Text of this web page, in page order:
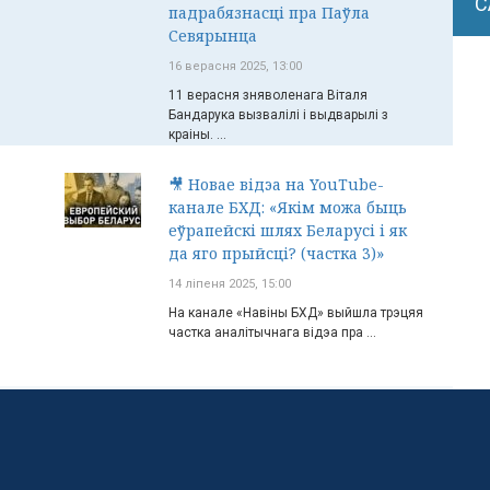
падрабязнасці пра Паўла
Севярынца
16 верасня 2025, 13:00
11 верасня зняволенага Віталя
Бандарука вызвалілі і выдварылі з
краіны. ...
🎥 Новае відэа на YouTube-
канале БХД: «Якім можа быць
еўрапейскі шлях Беларусі і як
да яго прыйсці? (частка 3)»
14 ліпеня 2025, 15:00
На канале «Навіны БХД» выйшла трэцяя
частка аналітычнага відэа пра ...